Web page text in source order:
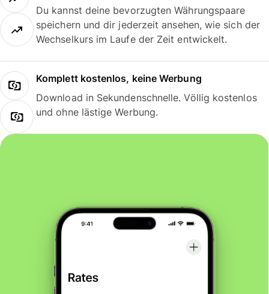
Du kannst deine bevorzugten Währungspaare
speichern und dir jederzeit ansehen, wie sich der
Wechselkurs im Laufe der Zeit entwickelt.
Komplett kostenlos, keine Werbung
Download in Sekundenschnelle. Völlig kostenlos
und ohne lästige Werbung.